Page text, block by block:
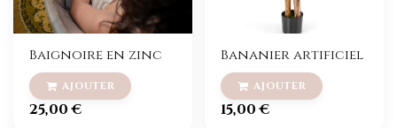
Baignoire en zinc
25,00€
Bananier artificiel
15,00€